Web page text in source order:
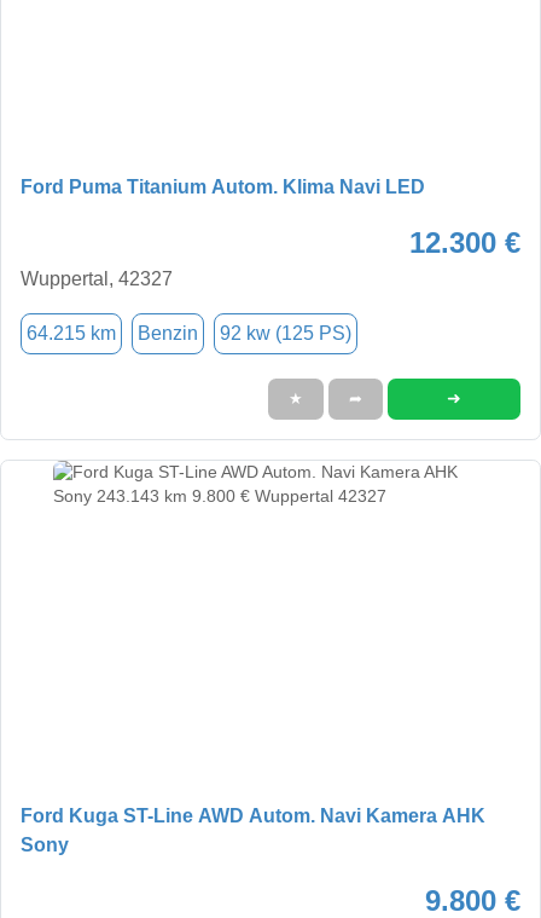
Ford Puma Titanium Autom. Klima Navi LED
12.300 €
Wuppertal, 42327
64.215 km Benzin 92 kw (125 PS)
★ ➦ ➜
Ford Kuga ST-Line AWD Autom. Navi Kamera AHK
Sony
9.800 €